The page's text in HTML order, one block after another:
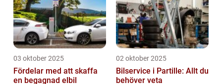
03 oktober 2025
Fördelar med att skaffa
en begagnad elbil
02 oktober 2025
Bilservice i Partille: Allt du
behöver veta